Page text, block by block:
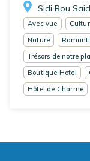
Sidi Bou Said
Avec vue
Nature
Trésors de notre
Boutique Hotel
Hôtel de Charme